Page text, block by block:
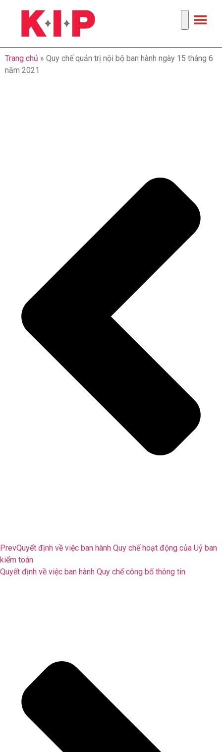
Trang chủ » Quy chế quản trị nội bộ ban hành ngày 15 tháng 6
năm 2021
PrevQuyết định về việc ban hành Quy chế hoạt động của Uỷ ban
kiểm toán
Quyết định về việc ban hành Quy chế công bố thông tin